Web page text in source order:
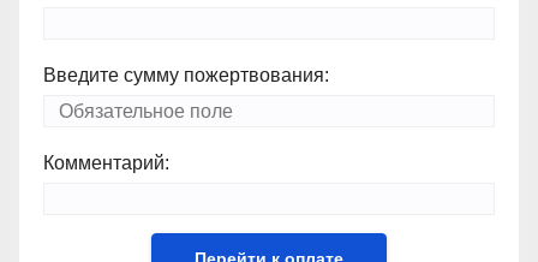
Введите сумму пожертвования:
Комментарий: